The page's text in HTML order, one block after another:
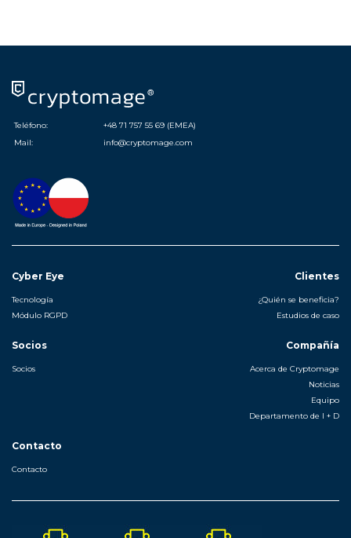
Teléfono:
+48 71 757 55 69 (EMEA)
Mail:
info@cryptomage.com
Cyber Eye
Tecnología
Módulo RGPD
Clientes
¿Quién se beneficia?
Estudios de caso
Socios
Socios
Compañía
Acerca de Cryptomage
Noticias
Equipo
Departamento de I + D
Contacto
Contacto